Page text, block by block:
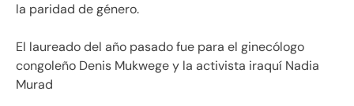
la paridad de género.
El laureado del año pasado fue para el ginecólogo
congoleño Denis Mukwege y la activista iraquí Nadia
Murad